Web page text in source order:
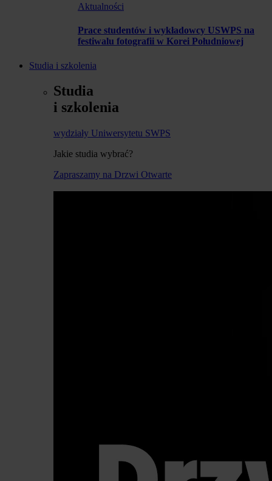
Aktualności
Prace studentów i wykładowcy USWPS na
festiwalu fotografii w Korei Południowej
Studia i szkolenia
Studia
i szkolenia
wydziały Uniwersytetu SWPS
Jakie studia wybrać?
Zapraszamy na Drzwi Otwarte